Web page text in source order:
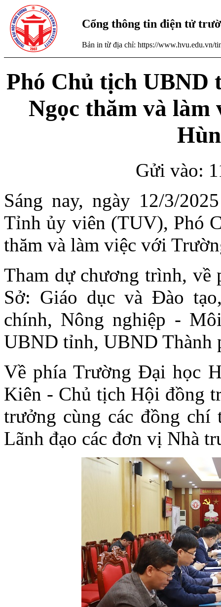
Cổng thông tin điện tử
Bản in từ địa chỉ: https://www.hvu.edu.vn/
Phó Chủ tịch UBND
Ngọc thăm và
Gửi vào:
Sáng nay, ngày 12/3/
Tỉnh ủy viên (TUV), Phó
thăm và làm việc với
Tham dự chương trình, về
Sở: Giáo dục và Đào
chính, Nông nghiệp -
UBND tỉnh, UBND Thành
Về phía Trường Đại học
Kiên - Chủ tịch Hội đồng
trưởng cùng các đồng
Lãnh đạo các đơn vị Nhà